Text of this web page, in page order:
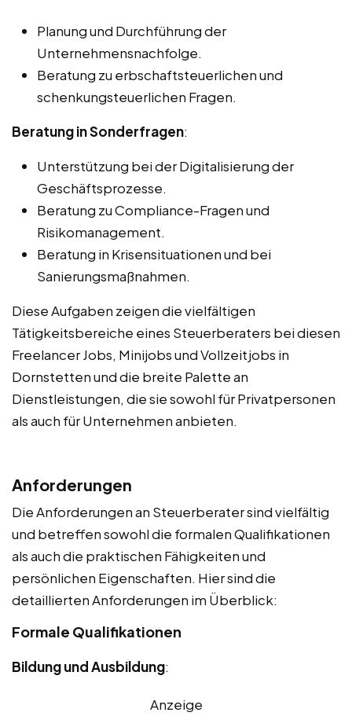
Planung und Durchführung der
Unternehmensnachfolge.
Beratung zu erbschaftsteuerlichen und
schenkungsteuerlichen Fragen.
Beratung in Sonderfragen:
Unterstützung bei der Digitalisierung der
Geschäftsprozesse.
Beratung zu Compliance-Fragen und
Risikomanagement.
Beratung in Krisensituationen und bei
Sanierungsmaßnahmen.
Diese Aufgaben zeigen die vielfältigen
Tätigkeitsbereiche eines Steuerberaters bei diesen
Freelancer Jobs, Minijobs und Vollzeitjobs in
Dornstetten und die breite Palette an
Dienstleistungen, die sie sowohl für Privatpersonen
als auch für Unternehmen anbieten.
Anforderungen
Die Anforderungen an Steuerberater sind vielfältig
und betreffen sowohl die formalen Qualifikationen
als auch die praktischen Fähigkeiten und
persönlichen Eigenschaften. Hier sind die
detaillierten Anforderungen im Überblick:
Formale Qualifikationen
Bildung und Ausbildung:
Anzeige